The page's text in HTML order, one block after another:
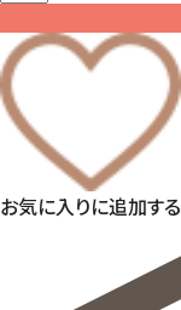
お気に入りに追加する